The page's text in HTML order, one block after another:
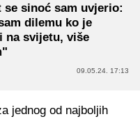
se sinoć sam uvjerio:
dilemu ko je
na svijetu, više
09.05.24. 17:13
jednog od najboljih